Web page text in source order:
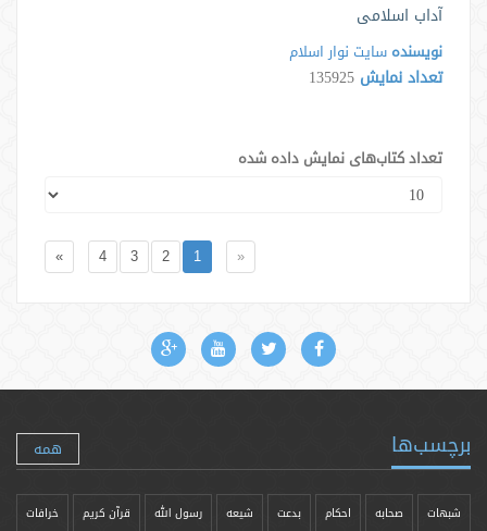
آداب اسلامی
نویسنده سایت نوار اسلام
تعداد نمایش 135925
تعداد کتاب‌های نمایش داده شده
«
1
2
3
4
»
برچسب‌ها همه
شبهات صحابه احکام بدعت شیعه رسول الله قرآن کریم خرافات